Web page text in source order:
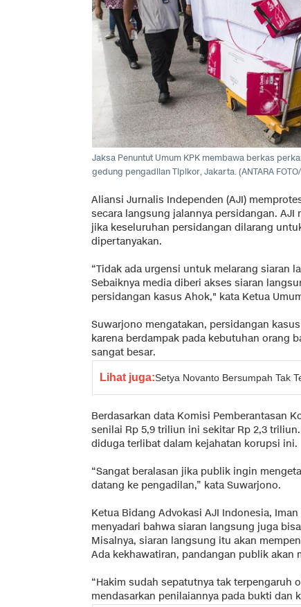
Jaksa Penuntut Umum KPK membawa berkas
gedung pengadilan Tipikor, Jakarta. (ANTARA
Aliansi Jurnalis Independen (AJI)
secara langsung jalannya persidangan.
jika keseluruhan persidangan dilarang
dipertanyakan.
“Tidak ada urgensi untuk melarang siaran
Sebaiknya media diberi akses siaran
persidangan kasus Ahok," kata Ketua
Suwarjono mengatakan, persidangan
karena berdampak pada kebutuhan orang
sangat besar.
Lihat juga:Setya Novanto Bersumpah Tak
Berdasarkan data Komisi Pemberantasan
senilai Rp 5,9 triliun ini sekitar Rp 2,3
diduga terlibat dalam kejahatan korupsi ini.
“Sangat beralasan jika publik ingin
datang ke pengadilan,” kata Suwarjono.
Ketua Bidang Advokasi AJI Indonesia,
menyadari bahwa siaran langsung juga
Misalnya, siaran langsung itu akan
Ada kekhawatiran, pandangan publik akan
“Hakim sudah sepatutnya tak terpengaruh
mendasarkan penilaiannya pada bukti dan